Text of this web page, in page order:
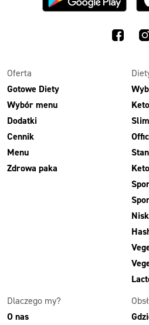
Oferta
Gotowe Diety
Wybór menu
Dodatki
Cennik
Menu
Zdrowa paka
Slim
Keto
Dlaczego my?
O nas